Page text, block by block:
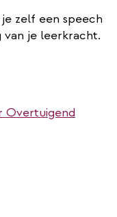
zelf een speech
je leerkracht.
Overtuigend